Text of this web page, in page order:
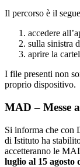
Il percorso è il
accedere
sulla sinistra
aprire la
I file presenti non
proprio dispositivo.
MAD – Messe
Si informa che con
di Istituto ha
accetteranno le
luglio al 15 agosto